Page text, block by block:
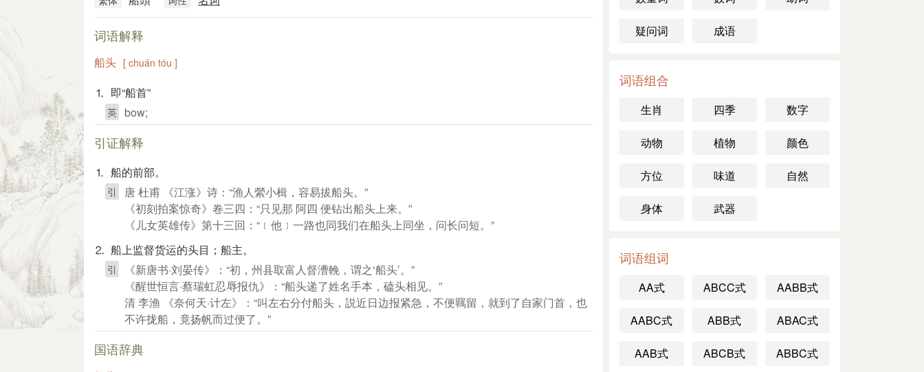
词语解释
船头 [ chuán tóu ]
⒈ 即“船首”
英 bow;
引证解释
⒈ 船的前部。
引
唐 杜甫 《江涨》诗：“渔人縈小楫，容易拔船头。”
《初刻拍案惊奇》卷三四：“只见那 阿四 便钻出船头上来。”
《儿女英雄传》第十三回：“﹝他﹞一路也同我们在船头上同坐，问长问短。”
⒉ 船上监督货运的头目；船主。
引
《新唐书·刘晏传》：“初，州县取富人督漕輓，谓之‘船头’。”
《醒世恒言·蔡瑞虹忍辱报仇》：“船头递了姓名手本，磕头相见。”
清 李渔 《奈何天·计左》：“叫左右分付船头，説近日边报紧急，不便羈留，就到了自家门首，也
不许拢船，竟扬帆而过便了。”
国语辞典
疑问词 成语
词语组合
生肖 四季 数字
动物 植物 颜色
方位 味道 自然
身体 武器
词语组词
AA式 ABCC式 AABB式
AABC式 ABB式 ABAC式
AAB式 ABCB式 ABBC式